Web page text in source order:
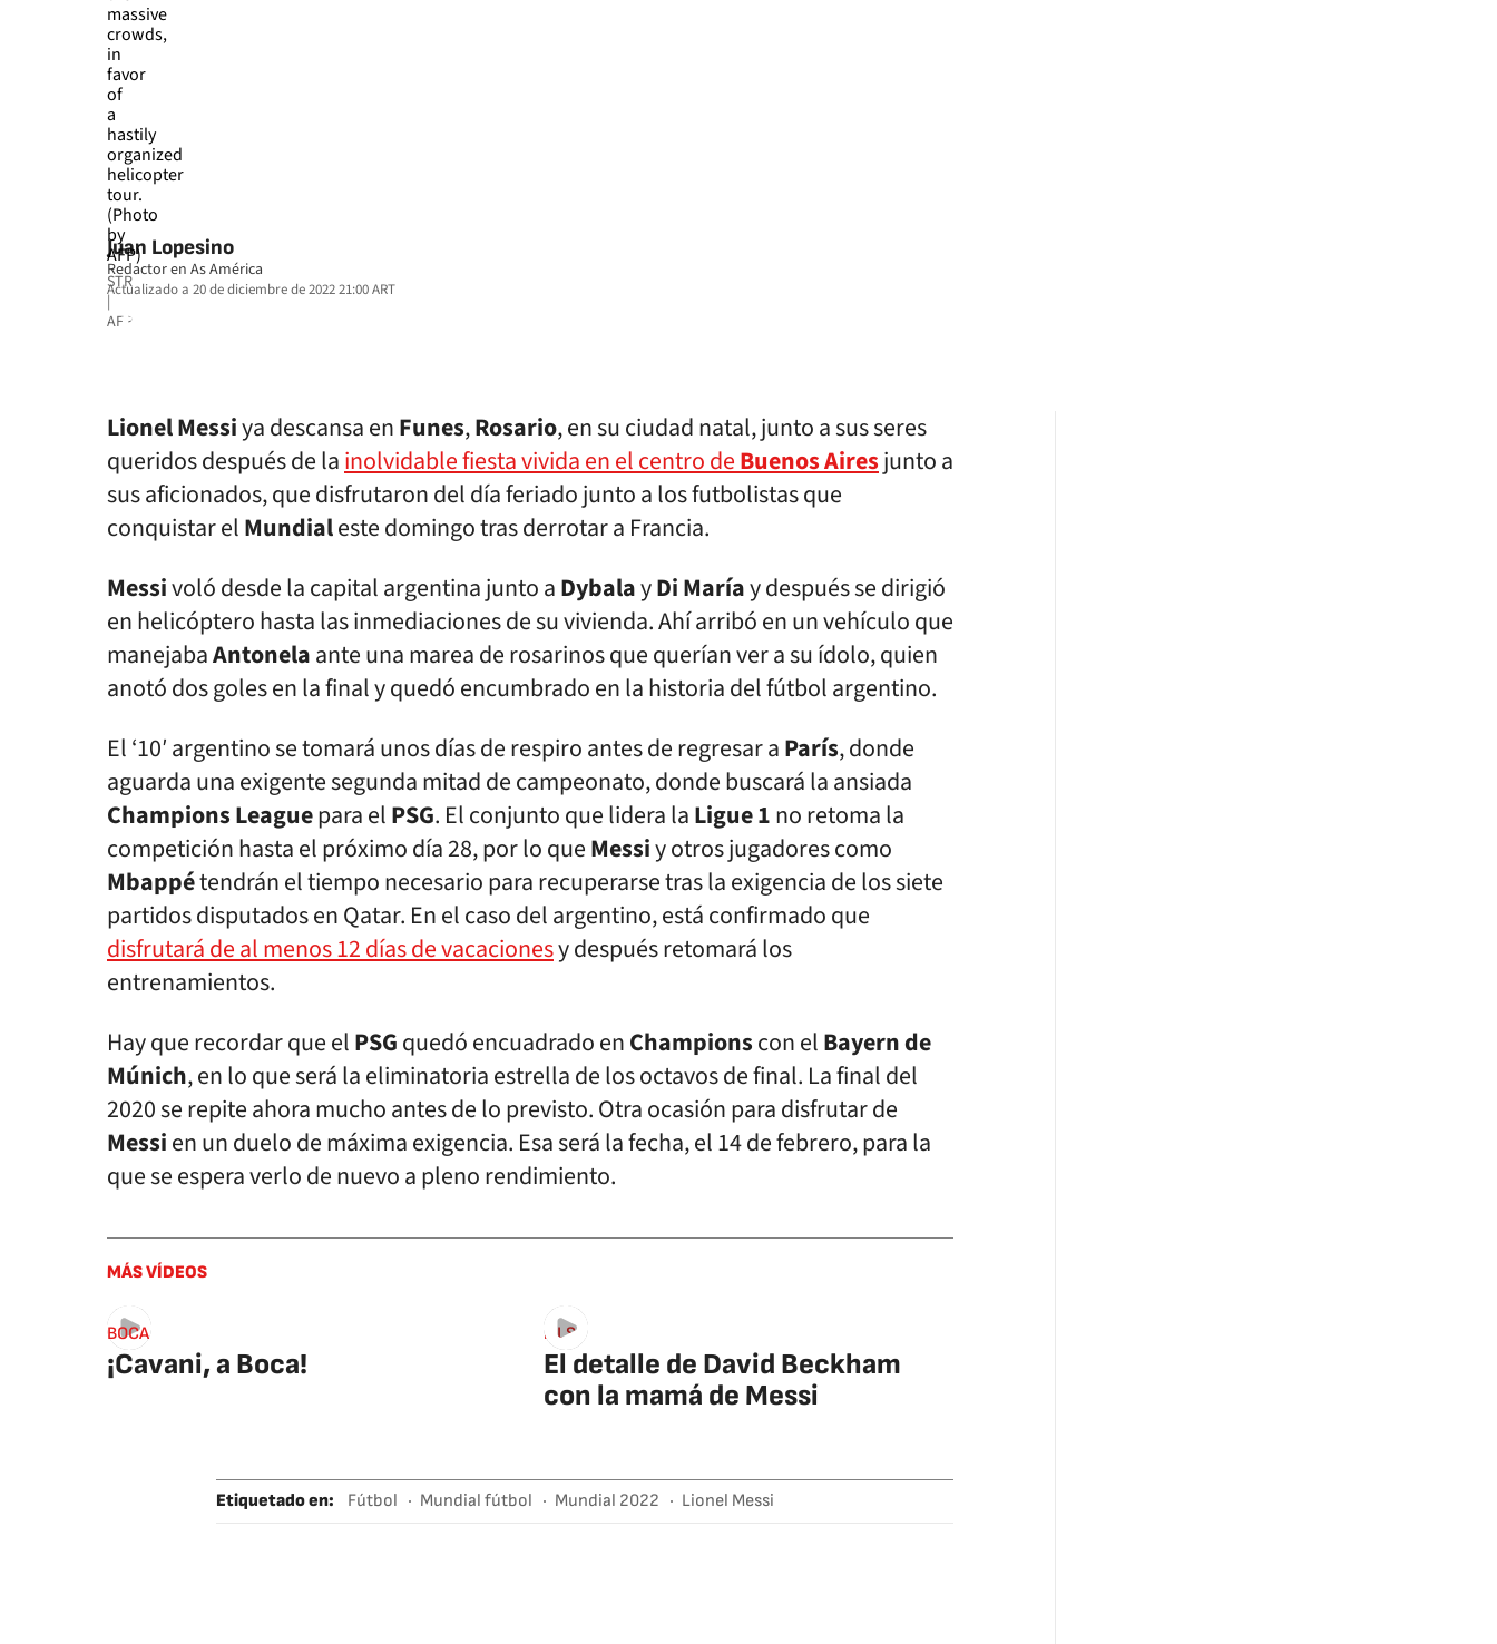
STR
|
AFP
Juan Lopesino
Redactor en As América
Actualizado a 20 de diciembre de 2022 21:00ART
facebook
Lionel Messiya descansa enFunes,Rosario, en su ciudad natal, junto a sus seres
queridos después de lainolvidable fiesta vivida en el centro deBuenos Airesjunto a
sus aficionados, que disfrutaron del día feriado junto a los futbolistas que
conquistar elMundialeste domingo tras derrotar a Francia.
Messivoló desde la capital argentina junto aDybalayDi Maríay después se dirigió
en helicóptero hasta las inmediaciones de su vivienda. Ahí arribó en un vehículo que
manejabaAntonelaante una marea de rosarinos que querían ver a su ídolo, quien
anotó dos goles en la final y quedó encumbrado en la historia del fútbol argentino.
El ‘10′ argentino se tomará unos días de respiro antes de regresar aParís, donde
aguarda una exigente segunda mitad de campeonato, donde buscará la ansiada
Champions Leaguepara elPSG. El conjunto que lidera laLigue 1no retoma la
competición hasta el próximo día 28, por lo queMessiy otros jugadores como
Mbappétendrán el tiempo necesario para recuperarse tras la exigencia de los siete
partidos disputados en Qatar. En el caso del argentino, está confirmado que
disfrutará de al menos 12 días de vacacionesy después retomará los
entrenamientos.
Hay que recordar que elPSGquedó encuadrado enChampionscon elBayern de
Múnich, en lo que será la eliminatoria estrella de los octavos de final. La final del
2020 se repite ahora mucho antes de lo previsto. Otra ocasión para disfrutar de
Messien un duelo de máxima exigencia. Esa será la fecha, el 14 de febrero, para la
que se espera verlo de nuevo a pleno rendimiento.
MÁS VÍDEOS
BOCA
¡Cavani, a Boca!
MLS
El detalle de David Beckham
con la mamá de Messi
Etiquetado en: Fútbol Mundial fútbol Mundial 2022 Lionel Messi